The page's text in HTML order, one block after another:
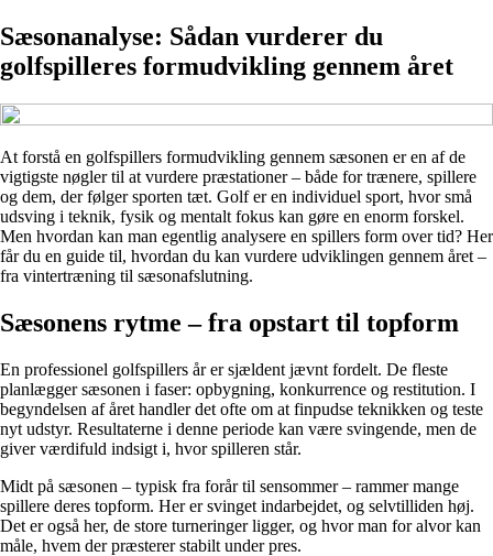
Sæsonanalyse: Sådan vurderer du
golfspilleres formudvikling gennem året
At forstå en golfspillers formudvikling gennem sæsonen er en af de
vigtigste nøgler til at vurdere præstationer – både for trænere, spillere
og dem, der følger sporten tæt. Golf er en individuel sport, hvor små
udsving i teknik, fysik og mentalt fokus kan gøre en enorm forskel.
Men hvordan kan man egentlig analysere en spillers form over tid? Her
får du en guide til, hvordan du kan vurdere udviklingen gennem året –
fra vintertræning til sæsonafslutning.
Sæsonens rytme – fra opstart til topform
En professionel golfspillers år er sjældent jævnt fordelt. De fleste
planlægger sæsonen i faser: opbygning, konkurrence og restitution. I
begyndelsen af året handler det ofte om at finpudse teknikken og teste
nyt udstyr. Resultaterne i denne periode kan være svingende, men de
giver værdifuld indsigt i, hvor spilleren står.
Midt på sæsonen – typisk fra forår til sensommer – rammer mange
spillere deres topform. Her er svinget indarbejdet, og selvtilliden høj.
Det er også her, de store turneringer ligger, og hvor man for alvor kan
måle, hvem der præsterer stabilt under pres.